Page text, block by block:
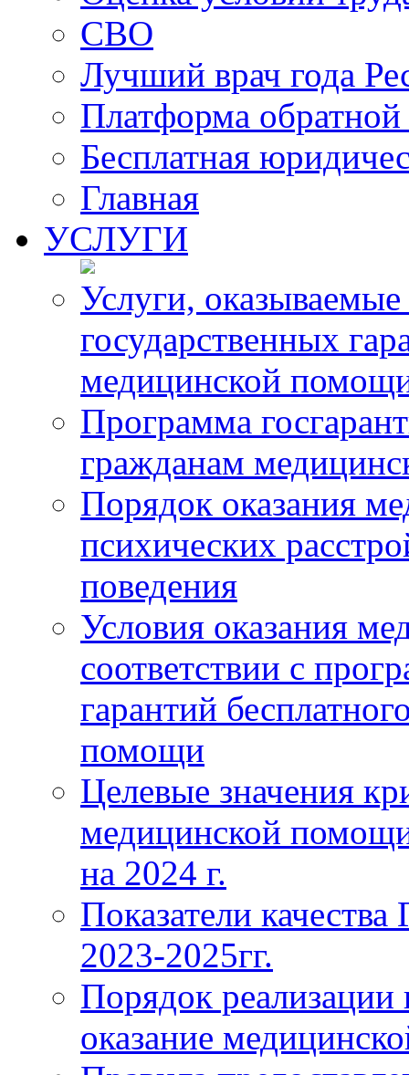
СВО
Лучший врач года
Платформа
Бесплатная
Главная
УСЛУГИ
Услуги,
государственных
медицинской
Программа
гражданам
Порядок оказания
психических
поведения
Условия оказания
соответствии с
гарантий
помощи
Целевые значения
медицинской
на 2024 г.
Показатели
2023-2025гг.
Порядок реализации
оказание